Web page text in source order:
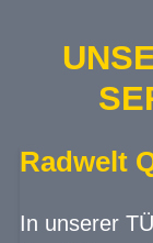
Radwelt
In unserer